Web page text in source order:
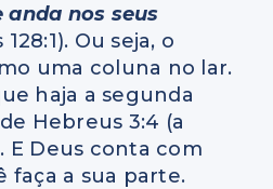
anda nos seus
Ou seja, o
uma coluna no lar.
haja a segunda
Hebreus 3:4 (a
E Deus conta com
faça a sua parte.